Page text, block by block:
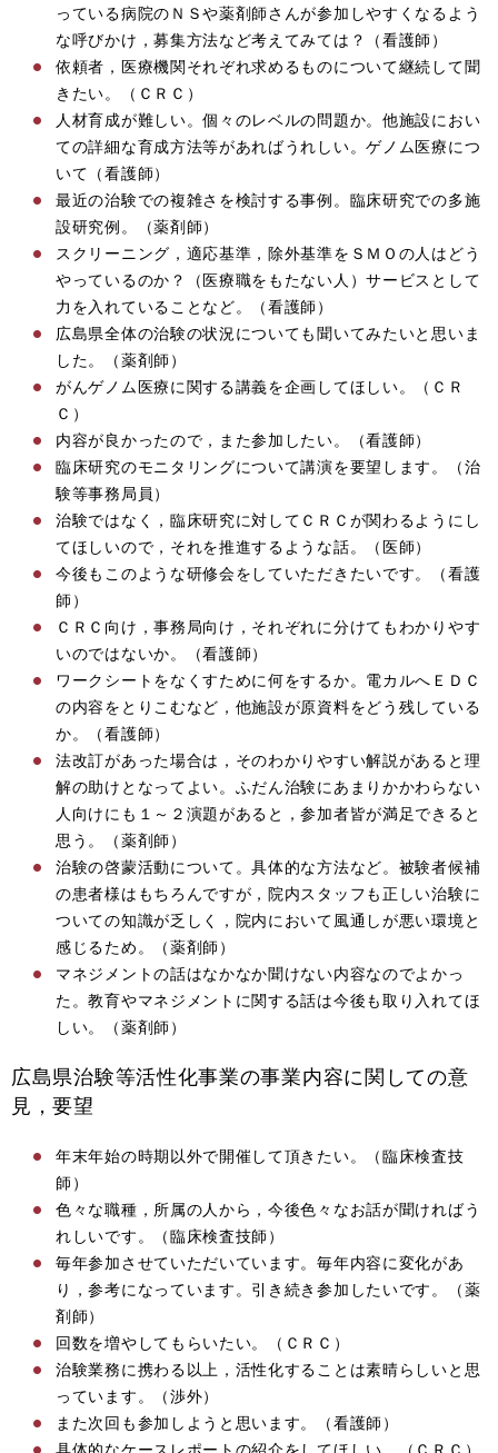
っている病院のＮＳや薬剤師さんが参加しやすくなるよう
な呼びかけ，募集方法など考えてみては？（看護師）
依頼者，医療機関それぞれ求めるものについて継続して聞
きたい。（ＣＲＣ）
人材育成が難しい。個々のレベルの問題か。他施設におい
ての詳細な育成方法等があればうれしい。ゲノム医療につ
いて（看護師）
最近の治験での複雑さを検討する事例。臨床研究での多施
設研究例。（薬剤師）
スクリーニング，適応基準，除外基準をＳＭＯの人はどう
やっているのか？（医療職をもたない人）サービスとして
力を入れていることなど。（看護師）
広島県全体の治験の状況についても聞いてみたいと思いま
した。（薬剤師）
がんゲノム医療に関する講義を企画してほしい。（ＣＲ
Ｃ）
内容が良かったので，また参加したい。（看護師）
臨床研究のモニタリングについて講演を要望します。（治
験等事務局員）
治験ではなく，臨床研究に対してＣＲＣが関わるようにし
てほしいので，それを推進するような話。（医師）
今後もこのような研修会をしていただきたいです。（看護
師）
ＣＲＣ向け，事務局向け，それぞれに分けてもわかりやす
いのではないか。（看護師）
ワークシートをなくすために何をするか。電カルへＥＤＣ
の内容をとりこむなど，他施設が原資料をどう残している
か。（看護師）
法改訂があった場合は，そのわかりやすい解説があると理
解の助けとなってよい。ふだん治験にあまりかかわらない
人向けにも１～２演題があると，参加者皆が満足できると
思う。（薬剤師）
治験の啓蒙活動について。具体的な方法など。被験者候補
の患者様はもちろんですが，院内スタッフも正しい治験に
ついての知識が乏しく，院内において風通しが悪い環境と
感じるため。（薬剤師）
マネジメントの話はなかなか聞けない内容なのでよかっ
た。教育やマネジメントに関する話は今後も取り入れてほ
しい。（薬剤師）
広島県治験等活性化事業の事業内容に関しての意
見，要望
年末年始の時期以外で開催して頂きたい。（臨床検査技
師）
色々な職種，所属の人から，今後色々なお話が聞ければう
れしいです。（臨床検査技師）
毎年参加させていただいています。毎年内容に変化があ
り，参考になっています。引き続き参加したいです。（薬
剤師）
回数を増やしてもらいたい。（ＣＲＣ）
治験業務に携わる以上，活性化することは素晴らしいと思
っています。（渉外）
また次回も参加しようと思います。（看護師）